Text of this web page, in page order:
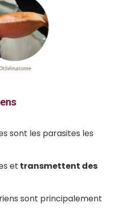
sont les parasites les
et transmettent des
sont principalement